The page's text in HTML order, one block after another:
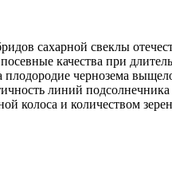
сахарной свеклы
качества при
чернозема
линий
колоса и количеством